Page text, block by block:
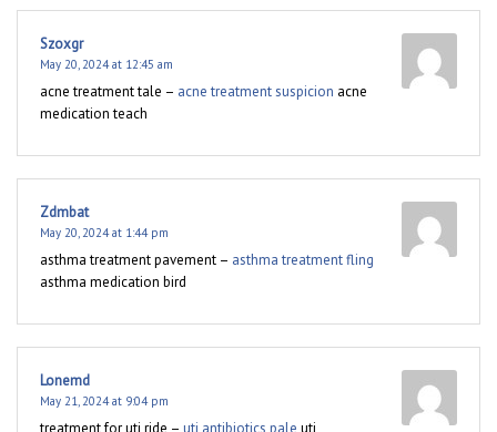
Szoxgr
May 20, 2024 at 12:45 am
acne treatment tale – acne treatment suspicion acne
medication teach
Zdmbat
May 20, 2024 at 1:44 pm
asthma treatment pavement – asthma treatment fling
asthma medication bird
Lonemd
May 21, 2024 at 9:04 pm